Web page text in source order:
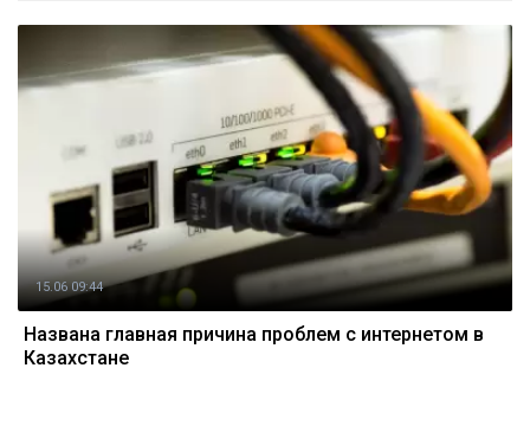
15.06 09:44
Названа главная причина проблем с интернетом в
Казахстане